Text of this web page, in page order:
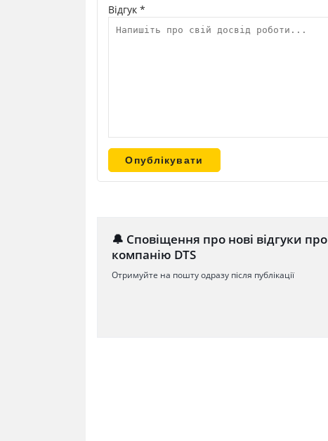
Відгук *
🔔 Сповіщення про нові відгуки про
компанію DTS
Отримуйте на пошту одразу після публікації